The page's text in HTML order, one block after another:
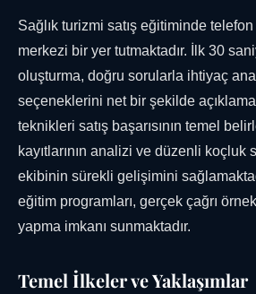
Sağlık turizmi satış eğitiminde
merkezi bir yer tutmaktadır. İlk 30
oluşturma, doğru sorularla ihtiyaç
seçeneklerini net bir şekilde
teknikleri satış başarısının temel
kayıtlarının analizi ve düzenli koçluk
ekibinin sürekli gelişimini
eğitim programları, gerçek çağrı
yapma imkanı sunmaktadır.
Temel İlkeler ve Yaklaşımlar